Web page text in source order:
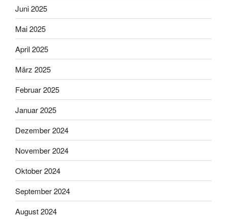
Juni 2025
Mai 2025
April 2025
März 2025
Februar 2025
Januar 2025
Dezember 2024
November 2024
Oktober 2024
September 2024
August 2024